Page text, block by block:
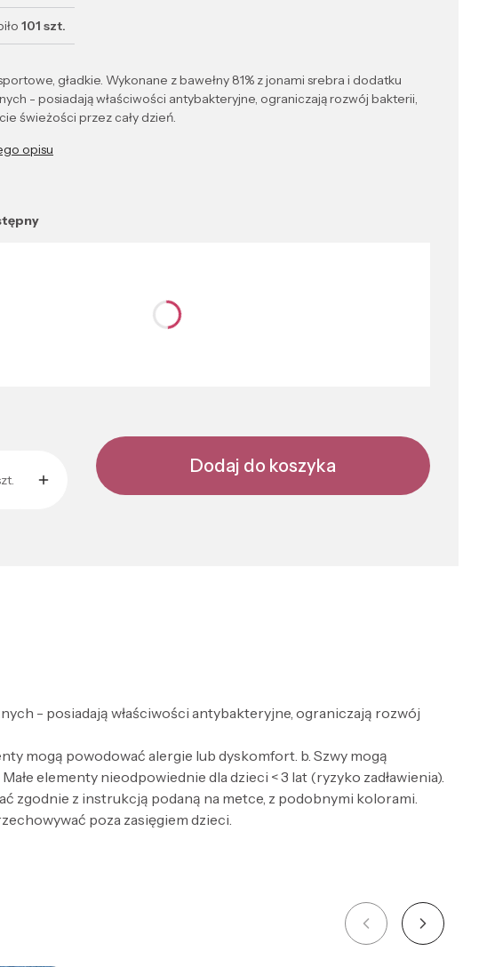
101 szt.
gładkie. Wykonane z bawełny 81% z jonami srebra i dodatku
- posiadają właściwości antybakteryjne, ograniczają rozwój bakterii,
świeżości przez cały dzień.
opisu
Dodaj do koszyka
- posiadają właściwości antybakteryjne, ograniczają rozwój
mogą powodować alergie lub dyskomfort. b. Szwy mogą
elementy nieodpowiednie dla dzieci < 3 lat (ryzyko zadławienia).
zgodnie z instrukcją podaną na metce, z podobnymi kolorami.
poza zasięgiem dzieci.